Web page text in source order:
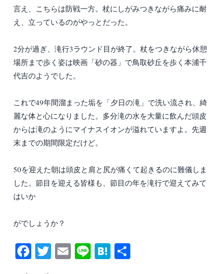
言え、こちらは防戦一方。杖にしがみつきながら痛みに耐
え、立っているのがやっとだった。
2分が過ぎ、滝行3ラウンド目が終了。杖をつきながら休憩
場所まで歩く姿は映画「砂の器」で鳥取砂丘を歩く本浦千
代吉のようでした。
これで49年間溜まった垢を「夕日の滝」で洗い流され、綺
麗な体と心になりました。多分滝の水を大量に飲んだ頭皮
からは滝のようにマイナスイオンが溢れていますよ。先週
末までの期間限定だけど。
50を迎えた朝は頭皮と肩と尻が痛くて起きるのに難儀しま
した。節目を迎える皆様も、節目の年を滝行で迎えてみて
はいか
がでしょうか？
Fa T E Li H